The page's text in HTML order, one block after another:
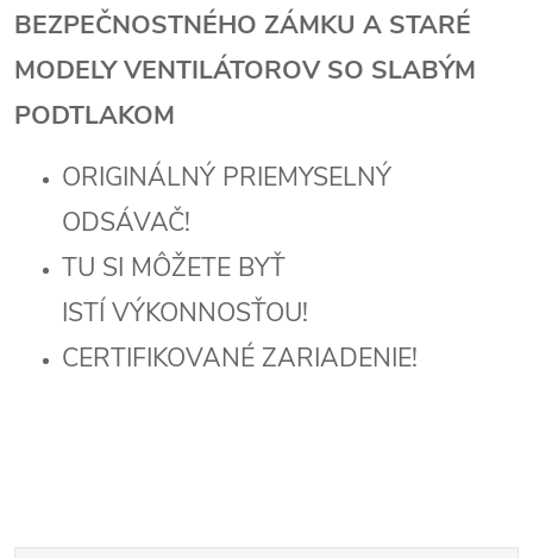
BEZPEČNOSTNÉHO ZÁMKU A STARÉ
MODELY VENTILÁTOROV SO SLABÝM
PODTLAKOM
ORIGINÁLNÝ PRIEMYSELNÝ
ODSÁVAČ!
TU SI MÔŽETE BYŤ
ISTÍ VÝKONNOSŤOU!
CERTIFIKOVANÉ ZARIADENIE!